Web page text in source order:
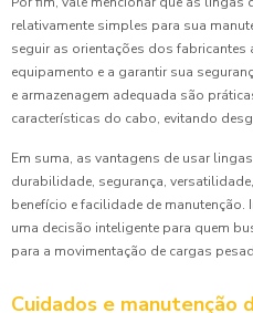
relativamente simples para sua
seguir as orientações dos
equipamento e a garantir sua
e armazenagem adequada são
características do cabo, evitando
Em suma, as vantagens de usar
durabilidade, segurança,
benefício e facilidade de
uma decisão inteligente para quem
para a movimentação de cargas
Cuidados e manutenção